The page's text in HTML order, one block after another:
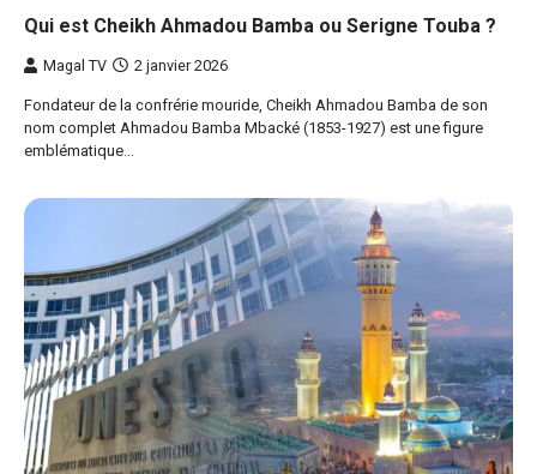
Qui est Cheikh Ahmadou Bamba ou Serigne Touba ?
Magal TV 2 janvier 2026
Fondateur de la confrérie mouride, Cheikh Ahmadou Bamba de son
nom complet Ahmadou Bamba Mbacké (1853-1927) est une figure
emblématique…